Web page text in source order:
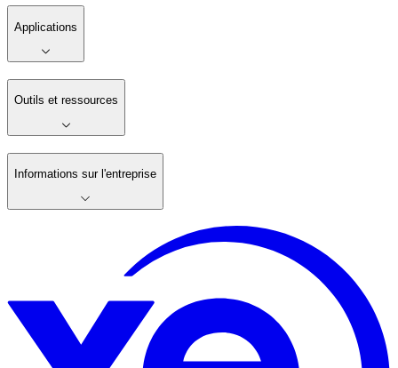
Applications
Outils et ressources
Informations sur l'entreprise